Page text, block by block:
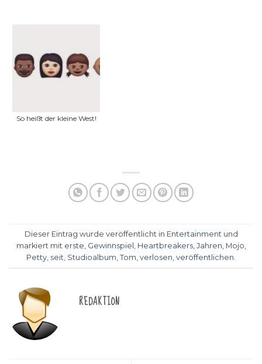
So heißt der kleine West!
Dieser Eintrag wurde veröffentlicht in Entertainment und
markiert mit erste Gewinnspiel Heartbreakers, Jahren Mojo
Petty seit Studioalbum Tom verlosen veröffentlichen
REDAKTION